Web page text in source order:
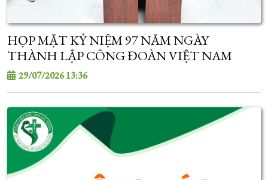
HỌP MẶT KỶ NIỆM 97 NĂM NGÀY
THÀNH LẬP CÔNG ĐOÀN VIỆT NAM
29/07/2026 13:36